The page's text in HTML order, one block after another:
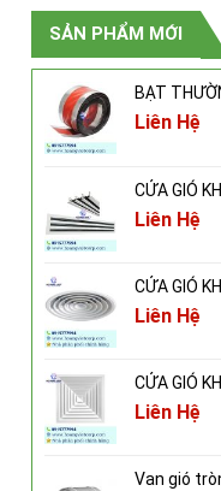
SẢN PHẨM MỚI
BẠT
Liên Hệ
CỬA GIÓ
Liên Hệ
CỬA GIÓ
Liên Hệ
CỬA GIÓ
Liên Hệ
Van gió